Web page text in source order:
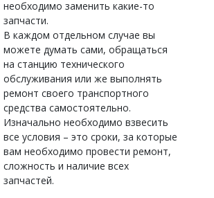
необходимо заменить какие-то
запчасти.
В каждом отдельном случае вы
можете думать сами, обращаться
на станцию технического
обслуживания или же выполнять
ремонт своего транспортного
средства самостоятельно.
Изначально необходимо взвесить
все условия – это сроки, за которые
вам необходимо провести ремонт,
сложность и наличие всех
запчастей.